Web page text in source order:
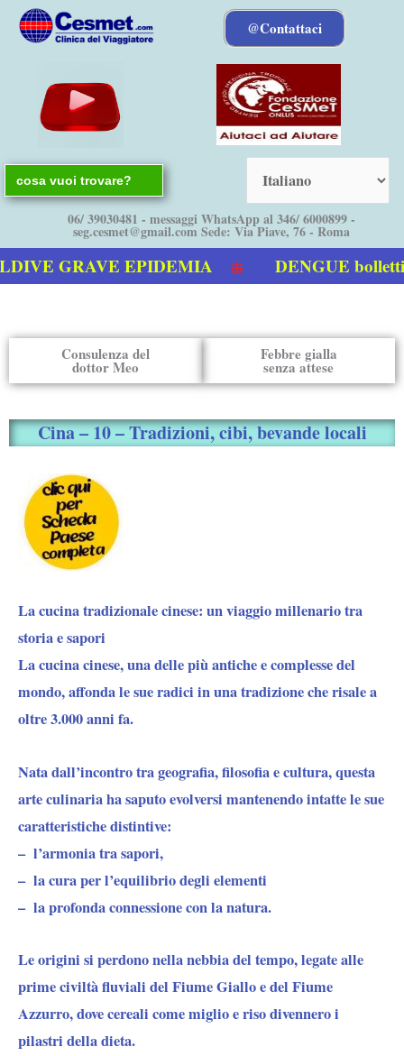
@Contattaci
Search
for:
06/ 39030481 - messaggi WhatsApp al 346/ 6000899 -
seg.cesmet@gmail.com Sede: Via Piave, 76 - Roma
GRAVE EPIDEMIA
DENGUE bollettino
Consulenza del
dottor Meo
Febbre gialla
senza attese
Cina – 10 – Tradizioni, cibi, bevande locali
La cucina tradizionale cinese: un viaggio millenario tra
storia e sapori
La cucina cinese, una delle più antiche e complesse del
mondo, affonda le sue radici in una tradizione che risale a
oltre 3.000 anni fa.
Nata dall’incontro trageografia, filosofia e cultura,questa
arte culinaria ha saputo evolversi mantenendo intatte le sue
caratteristiche distintive:
– l’armonia tra sapori,
– la cura per l’equilibrio degli elementi
– la profonda connessione con la natura.
Le origini si perdono nella nebbia del tempo, legate alle
prime civiltà fluviali del Fiume Giallo e del Fiume
Azzurro, dovecereali come miglio e riso divennero i
pilastri della dieta.